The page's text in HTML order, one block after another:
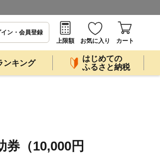
イン・会員登録
上限額
お気に入り カート
ンキング
はじめての
ふるさと納税
（10,000円